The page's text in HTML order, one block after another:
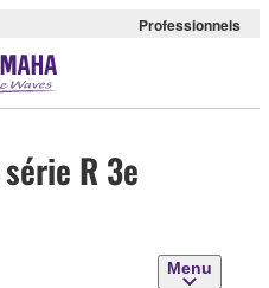
Professionnels
R 3e
Menu